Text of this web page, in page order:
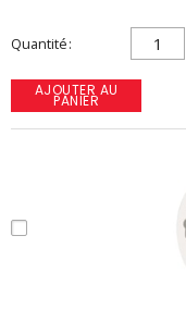
Quantité
AJOUTER AU
PANIER